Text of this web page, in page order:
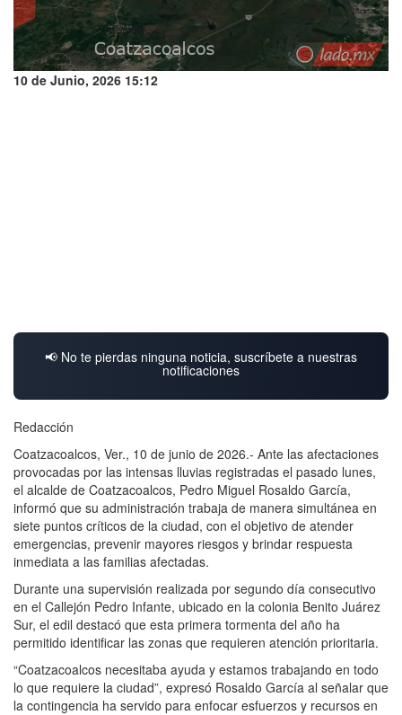
10 de Junio, 2026 15:12
📢 No te pierdas ninguna noticia, suscríbete a nuestras
notificaciones
Redacción
Coatzacoalcos, Ver., 10 de junio de 2026.- Ante las afectaciones
provocadas por las intensas lluvias registradas el pasado lunes,
el alcalde de Coatzacoalcos, Pedro Miguel Rosaldo García,
informó que su administración trabaja de manera simultánea en
siete puntos críticos de la ciudad, con el objetivo de atender
emergencias, prevenir mayores riesgos y brindar respuesta
inmediata a las familias afectadas.
Durante una supervisión realizada por segundo día consecutivo
en el Callejón Pedro Infante, ubicado en la colonia Benito Juárez
Sur, el edil destacó que esta primera tormenta del año ha
permitido identificar las zonas que requieren atención prioritaria.
“Coatzacoalcos necesitaba ayuda y estamos trabajando en todo
lo que requiere la ciudad”, expresó Rosaldo García al señalar que
la contingencia ha servido para enfocar esfuerzos y recursos en